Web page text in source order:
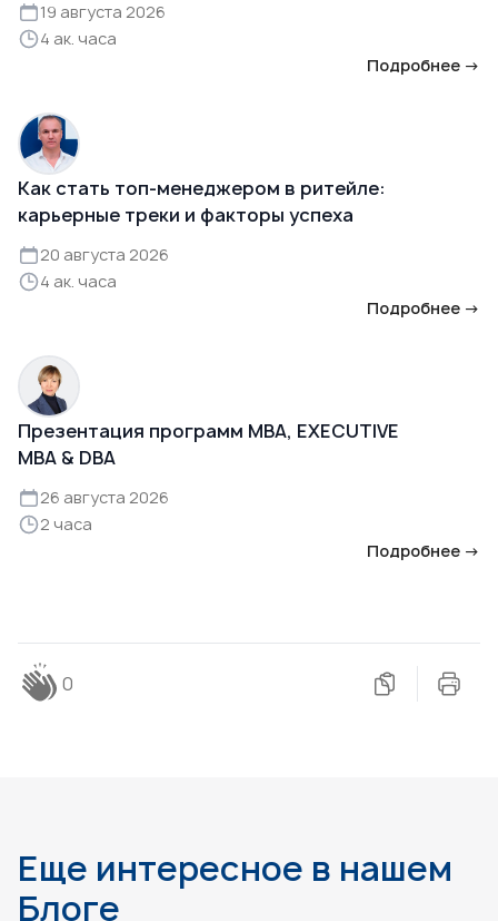
19 августа 2026
4 ак. часа
Подробнее →
Как стать топ-менеджером в ритейле:
карьерные треки и факторы успеха
20 августа 2026
4 ак. часа
Подробнее →
Презентация программ MBA, EXECUTIVE
MBA & DBA
26 августа 2026
2 часа
Подробнее →
0
Еще интересное в нашем
Блоге